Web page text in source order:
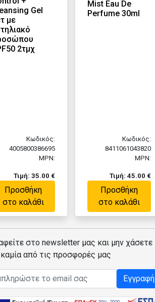
Gel
με
2τμχ
Κωδικός:
4005800386695
MPN:
Τιμή: 35.00 €
Προσθήκη
στο καλάθι
Mist Eau De
Perfume 30ml
Κωδικός:
8411061043820
MPN:
Τιμή: 45.00 €
Προσθήκη
στο καλάθι
στο newsletter μας και μην χάσετε
από τις προσφορές μας
address Εγγραφή